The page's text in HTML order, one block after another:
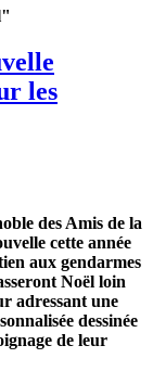
les
des Amis de la
cette année
aux gendarmes
Noël loin
adressant une
dessinée
de leur